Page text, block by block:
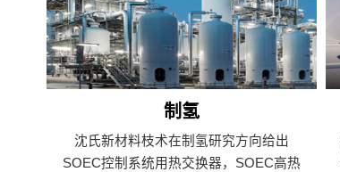
制氢
沈氏新材料枝术在制氢研究方向给出
SOEC控制系统用热交换器，SOEC高热